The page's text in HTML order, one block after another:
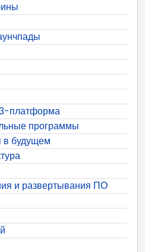
платформа
программы
в будущем
и развертывания ПО